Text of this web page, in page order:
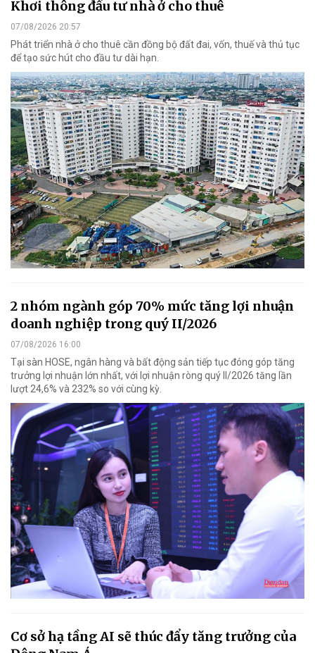
Khơi thông đầu tư nhà ở cho thuê
07/08/2026 20:57
Phát triển nhà ở cho thuê cần đồng bộ đất đai, vốn, thuế và thủ tục
để tạo sức hút cho đầu tư dài hạn.
2 nhóm ngành góp 70% mức tăng lợi nhuận
doanh nghiệp trong quý II/2026
07/08/2026 16:00
Tại sàn HOSE, ngân hàng và bất động sản tiếp tục đóng góp tăng
trưởng lợi nhuận lớn nhất, với lợi nhuận ròng quý II/2026 tăng lần
lượt 24,6% và 232% so với cùng kỳ.
Cơ sở hạ tầng AI sẽ thúc đẩy tăng trưởng của